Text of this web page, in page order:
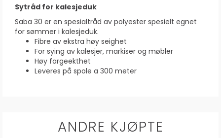
Sytråd for kalesjeduk
Saba 30 er en spesialtråd av polyester spesielt egnet
for sømmer i kalesjeduk.
Fibre av ekstra høy seighet
For sying av kalesjer, markiser og møbler
Høy fargeekthet
Leveres på spole a 300 meter
ANDRE KJØPTE